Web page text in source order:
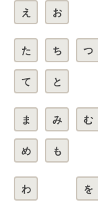
え お
た ち つ
て と
ま み む
め も
わ を